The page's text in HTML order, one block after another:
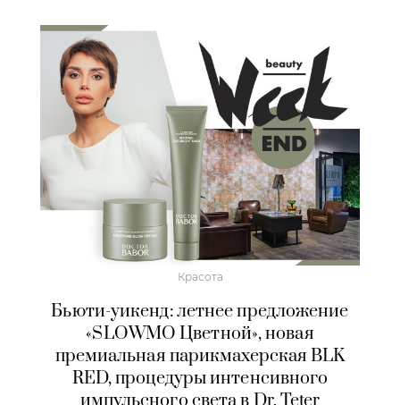
Красота
Бьюти-уикенд: летнее предложение
«SLOWMO Цветной», новая
премиальная парикмахерская BLK
RED, процедуры интенсивного